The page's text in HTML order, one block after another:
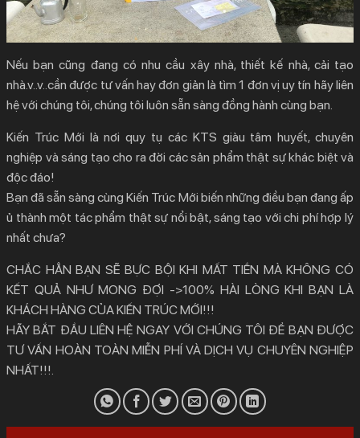
Nếu bạn cũng đang có nhu cầu xây nhà, thiết kế nhà, cải tạo
nhà.v..v..cần được tư vấn hay đơn giản là tìm 1 đơn vị uy tín hãy liên
hệ với chúng tôi, chúng tôi luôn sẵn sàng đồng hành cùng bạn.
Kiến Trúc Mới là nơi quy tụ các KTS giàu tâm huyết, chuyên
nghiệp và sáng tạo cho ra đời các sản phẩm thật sự khác biệt và
độc đáo!
Bạn đã sẵn sàng cùng Kiến Trúc Mới biến những điều bạn đang ấp
ủ thành một tác phẩm thật sự nổi bật, sáng tạo với chi phí hợp lý
nhất chưa?
CHẮC HẲN BẠN SẼ BỰC BỘI KHI MẤT TIỀN MÀ KHÔNG CÓ
KẾT QUẢ NHƯ MONG ĐỢI ->100% HÀI LÒNG KHI BẠN LÀ
KHÁCH HÀNG CỦA KIẾN TRÚC MỚI!!!
HÃY BẮT ĐẦU LIÊN HỆ NGAY VỚI CHÚNG TÔI ĐỂ BẠN ĐƯỢC
TƯ VẤN HOÀN TOÀN MIỄN PHÍ VÀ DỊCH VỤ CHUYÊN NGHIỆP
NHẤT!!!.